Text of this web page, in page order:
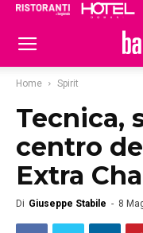
Home Spirit
Tecnica,
centro
Extra
Di Giuseppe Stabile - 8